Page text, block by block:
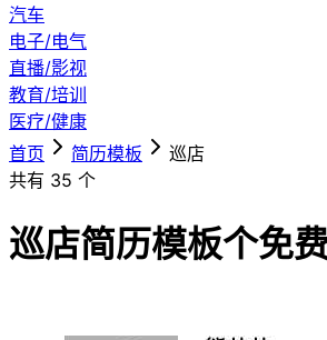
汽车
电子/电气
直播/影视
教育/培训
医疗/健康
首页
简历模板
巡店
共有 35 个
巡店简历模板个免